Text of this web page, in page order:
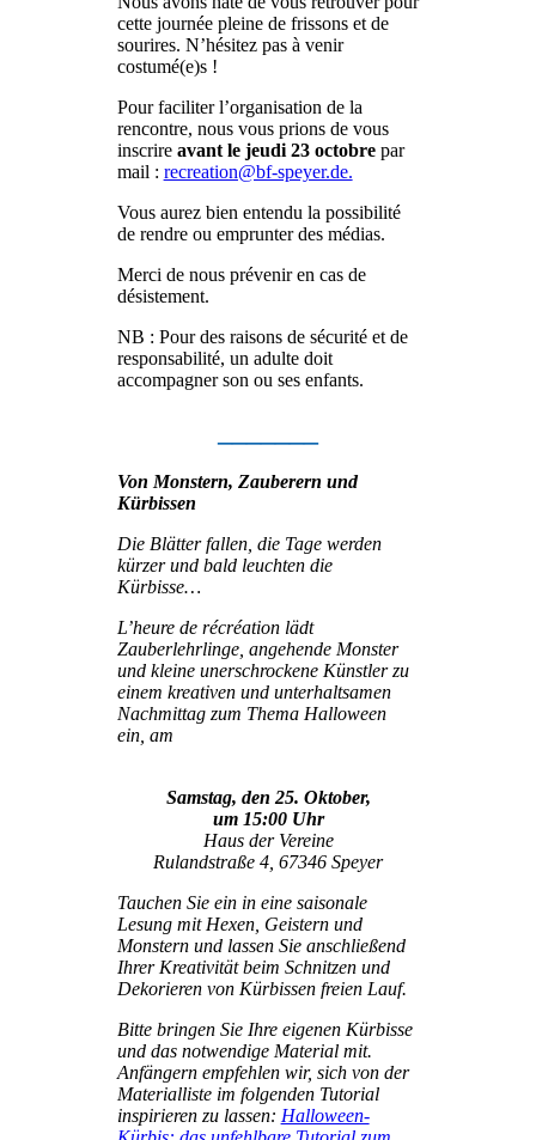
cette journée pleine de frissons et de
sourires. N’hésitez pas à venir
costumé(e)s !
Pour faciliter l’organisation de la
rencontre, nous vous prions de vous
inscrire avant le jeudi 23 octobre par
mail : recreation@bf-speyer.de.
Vous aurez bien entendu la possibilité
de rendre ou emprunter des médias.
Merci de nous prévenir en cas de
désistement.
NB : Pour des raisons de sécurité et de
responsabilité, un adulte doit
accompagner son ou ses enfants.
Von Monstern, Zauberern und
Kürbissen
Die Blätter fallen, die Tage werden
kürzer und bald leuchten die
Kürbisse…
L’heure de récréation lädt
Zauberlehrlinge, angehende Monster
und kleine unerschrockene Künstler zu
einem kreativen und unterhaltsamen
Nachmittag zum Thema Halloween
ein, am
Samstag, den 25. Oktober,
um 15:00 Uhr
Haus der Vereine
Rulandstraße 4, 67346 Speyer
Tauchen Sie ein in eine saisonale
Lesung mit Hexen, Geistern und
Monstern und lassen Sie anschließend
Ihrer Kreativität beim Schnitzen und
Dekorieren von Kürbissen freien Lauf.
Bitte bringen Sie Ihre eigenen Kürbisse
und das notwendige Material mit.
Anfängern empfehlen wir, sich von der
Materialliste im folgenden Tutorial
inspirieren zu lassen: Halloween-